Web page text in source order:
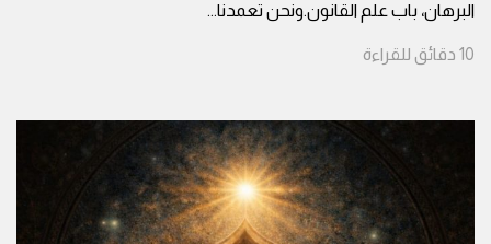
البرهان، باب علم القانون.ونحن تعمدنا...
10 دقائق للقراءة